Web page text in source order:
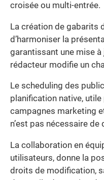
croisée ou multi-entrée.
La création de gabarits
d’harmoniser la
garantissant une mise à
rédacteur modifie un
Le scheduling des
planification native,
campagnes marketing
n’est pas nécessaire
La collaboration en
utilisateurs, donne la
droits de modification,